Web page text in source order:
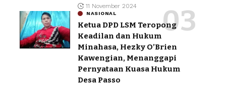
11 November 2024
NASIONAL
Ketua DPD LSM Teropong
Keadilan dan Hukum
Minahasa, Hezky O’Brien
Kawengian, Menanggapi
Pernyataan Kuasa Hukum
Desa Passo